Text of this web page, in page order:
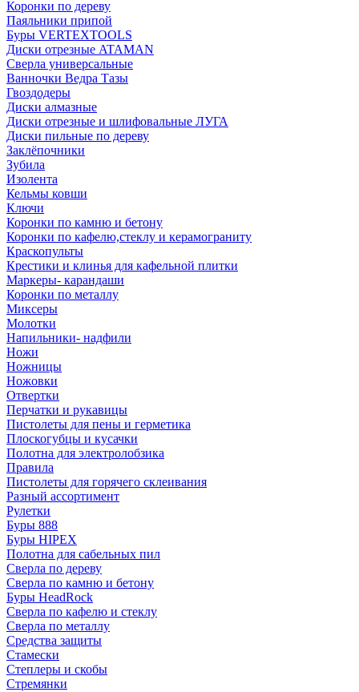
Коронки по дереву
Паяльники припой
Буры VERTEXTOOLS
Диски отрезные ATAMAN
Сверла универсальные
Ванночки Ведра Тазы
Гвоздодеры
Диски алмазные
Диски отрезные и шлифовальные ЛУГА
Диски пильные по дереву
Заклёпочники
Зубила
Изолента
Кельмы ковши
Ключи
Коронки по камню и бетону
Коронки по кафелю,стеклу и керамограниту
Краскопульты
Крестики и клинья для кафельной плитки
Маркеры- карандаши
Коронки по металлу
Миксеры
Молотки
Напильники- надфили
Ножи
Ножницы
Ножовки
Отвертки
Перчатки и рукавицы
Пистолеты для пены и герметика
Плоскогубцы и кусачки
Полотна для электролобзика
Правила
Пистолеты для горячего склеивания
Разный ассортимент
Рулетки
Буры 888
Буры HIPEX
Полотна для сабельных пил
Сверла по дереву
Сверла по камню и бетону
Буры HeadRock
Сверла по кафелю и стеклу
Сверла по металлу
Средства защиты
Стамески
Степлеры и скобы
Стремянки